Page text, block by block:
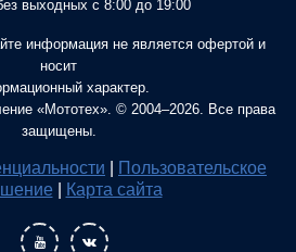
выходных с 8:00 до 19:00
информация не является офертой и
носит
характер.
«Мототех». © 2004–2026. Все права
защищены.
Пользовательское
Карта сайта